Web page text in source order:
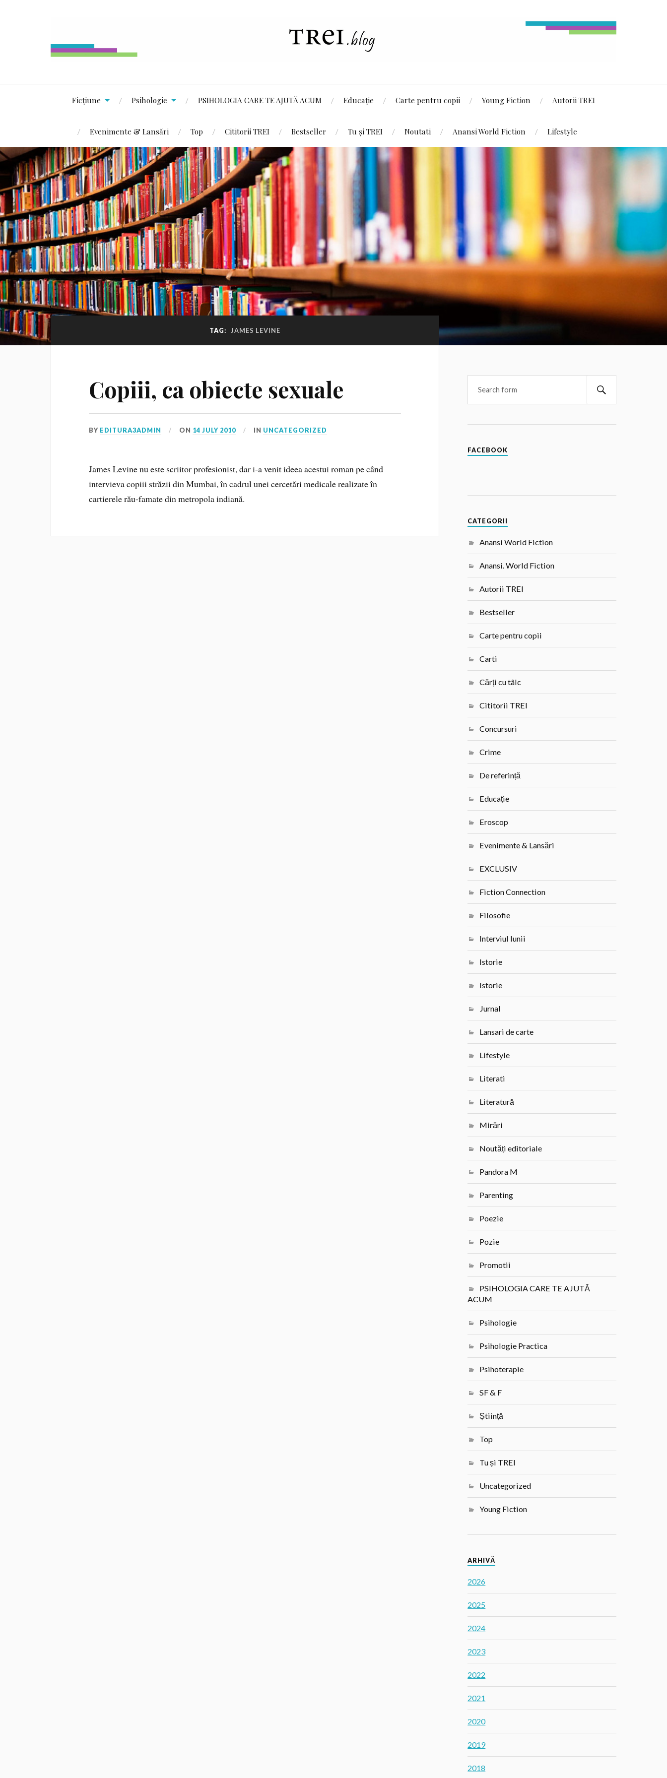
Ficțiune Psihologie PSIHOLOGIA CARE TE AJUTĂ ACUM Educație Carte pentru copii Young Fiction Autorii TREI
Evenimente & Lansări Top Cititorii TREI Bestseller Tu și TREI Noutati Anansi World Fiction Lifestyle
TAG: JAMES LEVINE
Copiii, ca obiecte sexuale
BY EDITURA3ADMIN ON 14 JULY 2010 IN UNCATEGORIZED
James Levine nu este scriitor profesionist, dar i-a venit ideea acestui roman pe când
intervieva copiii străzii din Mumbai, în cadrul unei cercetări medicale realizate în
cartierele rău-famate din metropola indiană.
FACEBOOK
CATEGORII
Anansi World Fiction
Anansi. World Fiction
Autorii TREI
Bestseller
Carte pentru copii
Carti
Cărți cu tâlc
Cititorii TREI
Concursuri
Crime
De referință
Educație
Eroscop
Evenimente & Lansări
EXCLUSIV
Fiction Connection
Filosofie
Interviul lunii
Istorie
Istorie
Jurnal
Lansari de carte
Lifestyle
Literati
Literatură
Mirări
Noutăți editoriale
Pandora M
Parenting
Poezie
Pozie
Promotii
PSIHOLOGIA CARE TE AJUTĂ
ACUM
Psihologie
Psihologie Practica
Psihoterapie
SF & F
Știință
Top
Tu și TREI
Uncategorized
Young Fiction
ARHIVĂ
2026
2025
2024
2023
2022
2021
2020
2019
2018